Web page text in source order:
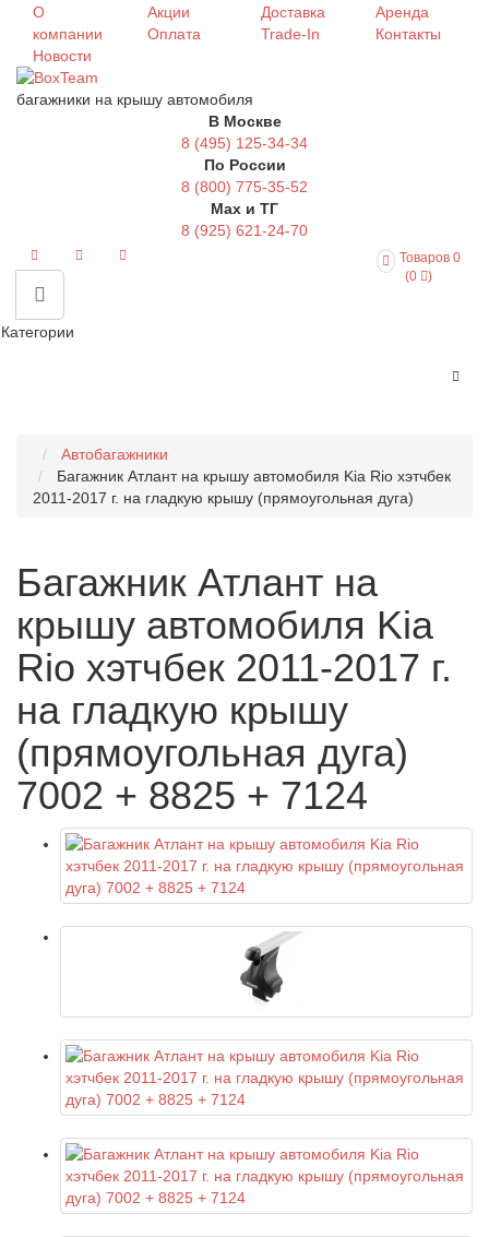
О
компании
Новости
Акции
Оплата
Доставка
Trade-In
Аренда
Контакты
багажники на крышу автомобиля
В Москве
8 (495) 125-34-34
По России
8 (800) 775-35-52
Max и ТГ
8 (925) 621-24-70
Товаров 0
(0
)
Категории
Автобагажники
Багажник Атлант на крышу автомобиля Kia Rio хэтчбек
2011-2017 г. на гладкую крышу (прямоугольная дуга)
Багажник Атлант на
крышу автомобиля Kia
Rio хэтчбек 2011-2017 г.
на гладкую крышу
(прямоугольная дуга)
7002 + 8825 + 7124